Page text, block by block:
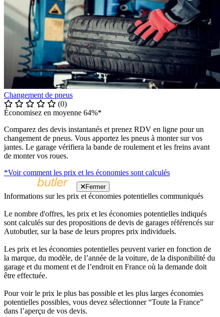
Changement de pneus
(0)
Économisez en moyenne 64%*
Comparez des devis instantanés et prenez RDV en ligne pour un
changement de pneus. Vous apportez les pneus à monter sur vos
jantes. Le garage vérifiera la bande de roulement et les freins avant
de monter vos roues.
*Voir comment les prix et les économies sont calculés
Fermer
Informations sur les prix et économies potentielles communiqués
Le nombre d'offres, les prix et les économies potentielles indiqués
sont calculés sur des propositions de devis de garages référencés sur
Autobutler, sur la base de leurs propres prix individuels.
Les prix et les économies potentielles peuvent varier en fonction de
la marque, du modèle, de l’année de la voiture, de la disponibilité du
garage et du moment et de l’endroit en France où la demande doit
être effectuée.
Pour voir le prix le plus bas possible et les plus larges économies
potentielles possibles, vous devez sélectionner “Toute la France”
dans l’aperçu de vos devis.